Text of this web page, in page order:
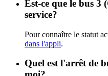
Est-ce que le bus 3
service?
Pour connaître le statut
dans l'appli.
Quel est l'arrêt de